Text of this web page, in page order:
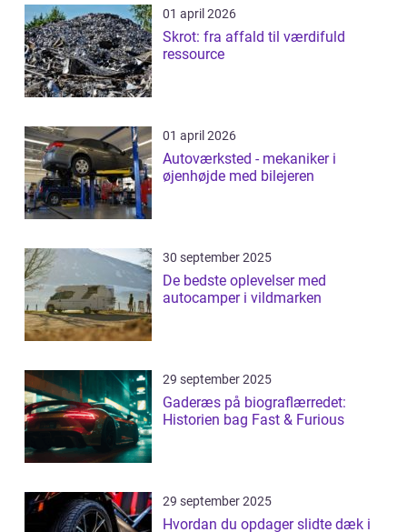
01 april 2026
Skrot: fra affald til værdifuld
ressource
01 april 2026
Autoværksted - mekaniker i
øjenhøjde med bilejeren
30 september 2025
De bedste oplevelser med
autocamper i vildmarken
29 september 2025
Gaderæs på biograflærredet:
Historien bag Fast & Furious
29 september 2025
Hvordan du opdager slidte dæk i